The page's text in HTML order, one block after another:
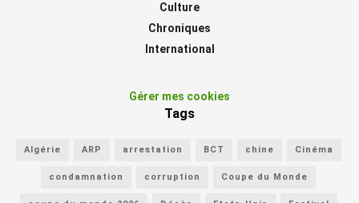
Culture
Chroniques
International
Gérer mes cookies
Tags
Algérie ARP arrestation BCT chine Cinéma
condamnation corruption Coupe du Monde